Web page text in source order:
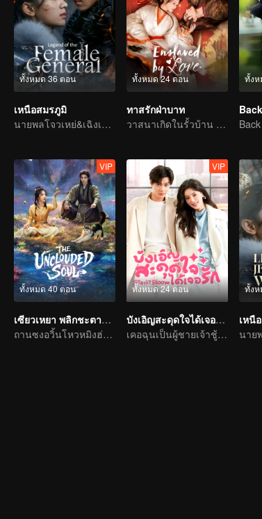
ทั้งหมด 36 ตอน
เหนือสมรภูมิ
นายพลโจวเหย่&เฉิงเหล่ยปกป้องประเทศ
ทั้งหมด 24 ตอน
ทาสรักฝ่าบาท
วาสนาเกิดในรั้วบ้าน รักสลายที่ตำหนักบูรพา
ทั้ง
ทั้งหมด 40 ตอน
VIP
เซียวเหยา พลิกชะตาราชาปีศาจ
ถานซงอวิ้นโหวหมิงฮ่าวเผชิญรักซ่อนแค้น
ทั้งหมด 24 ตอน
VIP
บังเอิญสะดุดใจได้เจอรัก (พากย์ไทย)
เคอฉุนเป็นผู้ชายเจ้าชู้โดนอาเจ๊ควบคุม
ทั้ง